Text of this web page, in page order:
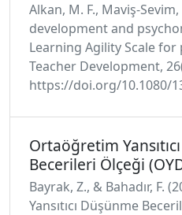
Alkan, M. F., Maviş-
development and
Learning Agility Scale
Teacher Development,
https://doi.org/10.1080/
Ortaöğretim
Becerileri Ölçeği
Bayrak, Z., & Bahadır, F.
Yansıtıcı Düşünme